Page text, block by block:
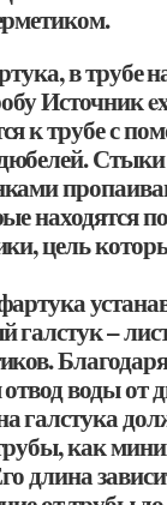
в трубе
Источник
к трубе с
находятся
цель
галстук –
отвод воды от
галстука
как
длина